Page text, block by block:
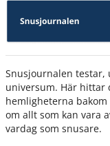
Snusjournalen testar,
universum. Här hittar
hemligheterna bakom
om allt som kan vara
vardag som snusare.